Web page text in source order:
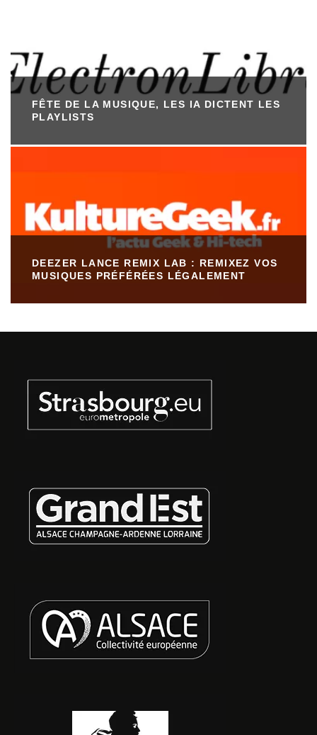
FÊTE DE LA MUSIQUE, LES IA DICTENT LES
PLAYLISTS
DEEZER LANCE REMIX LAB : REMIXEZ VOS
MUSIQUES PRÉFÉRÉES LÉGALEMENT